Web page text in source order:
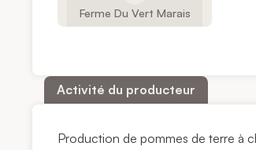
Ferme Du Vert Marais
Activité du producteur
Production de pommes de terre à